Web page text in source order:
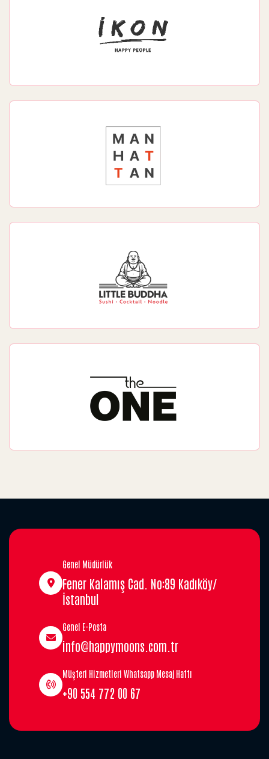
Genel Müdürlük
Fener Kalamış Cad. No:89 Kadıköy/
İstanbul
Genel E-Posta
info@happymoons.com.tr
Müşteri Hizmetleri Whatsapp Mesaj Hattı
+90 554 772 00 67